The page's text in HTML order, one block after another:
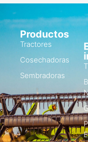
Productos
Tractores
Cosechadoras
Sembradoras